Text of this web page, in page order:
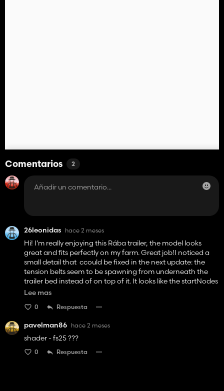
Comentarios 2
26leonidas hace 2 meses
Hi! I’m really enjoying this Rába trailer, the model looks
great and fits perfectly on my farm. Great job!I noticed a
small detail that ccould be fixed in the next update: the
tension belts seem to be spawning from underneath the
trailer bed instead of on top of it. It looks like the startNodes
might be placed a bit too low in the i3d or the Y-axis needs
keeping the Rába legacy alive in FS25!
Lee mas
0 Respuesta
pavelman86 hace 2 meses
shader - fs25 ???
0 Respuesta